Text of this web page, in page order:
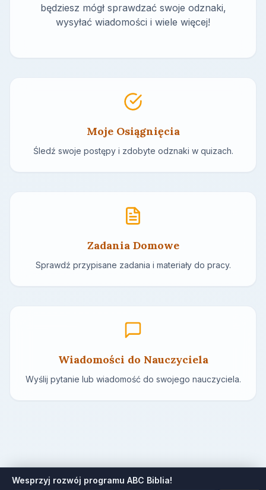
będziesz mógł sprawdzać swoje odznaki,
wysyłać wiadomości i wiele więcej!
Moje Osiągnięcia
Śledź swoje postępy i zdobyte odznaki w quizach.
Zadania Domowe
Sprawdź przypisane zadania i materiały do pracy.
Wiadomości do Nauczyciela
Wyślij pytanie lub wiadomość do swojego nauczyciela.
Wesprzyj rozwój programu ABC Biblia!